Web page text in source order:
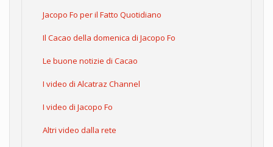
Jacopo Fo per il Fatto Quotidiano
Il Cacao della domenica di Jacopo Fo
Le buone notizie di Cacao
I video di Alcatraz Channel
I video di Jacopo Fo
Altri video dalla rete